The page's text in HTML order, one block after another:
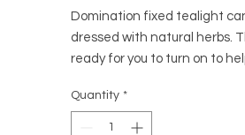
Domination fixed tealight
dressed with natural herbs.
ready for you to turn on to
and build your relationship
Quantity *